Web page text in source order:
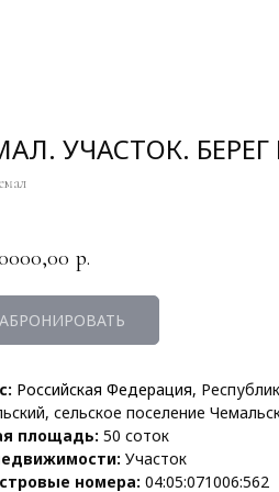
УЧАСТОК. БЕРЕГ
р.
Российская Федерация,
сельское поселение
площадь: 50 соток
Участок
номера: 04:05:071006:562